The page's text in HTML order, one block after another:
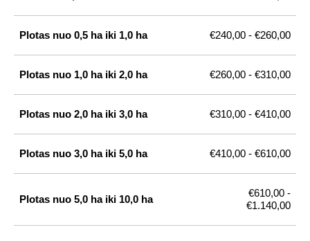
Plotas nuo 0,5 ha iki 1,0 ha €240,00 - €260,00
Plotas nuo 1,0 ha iki 2,0 ha €260,00 - €310,00
Plotas nuo 2,0 ha iki 3,0 ha €310,00 - €410,00
Plotas nuo 3,0 ha iki 5,0 ha €410,00 - €610,00
Plotas nuo 5,0 ha iki 10,0 ha
€610,00 -
€1.140,00